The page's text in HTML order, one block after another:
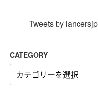
Tweets by lancersjp
CATEGORY
CATEGORY